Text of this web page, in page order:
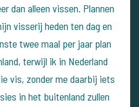
dan alleen vissen. Plannen
visserij heden ten dag en
twee maal per jaar plan
terwijl ik in Nederland
vis, zonder me daarbij iets
in het buitenland zullen